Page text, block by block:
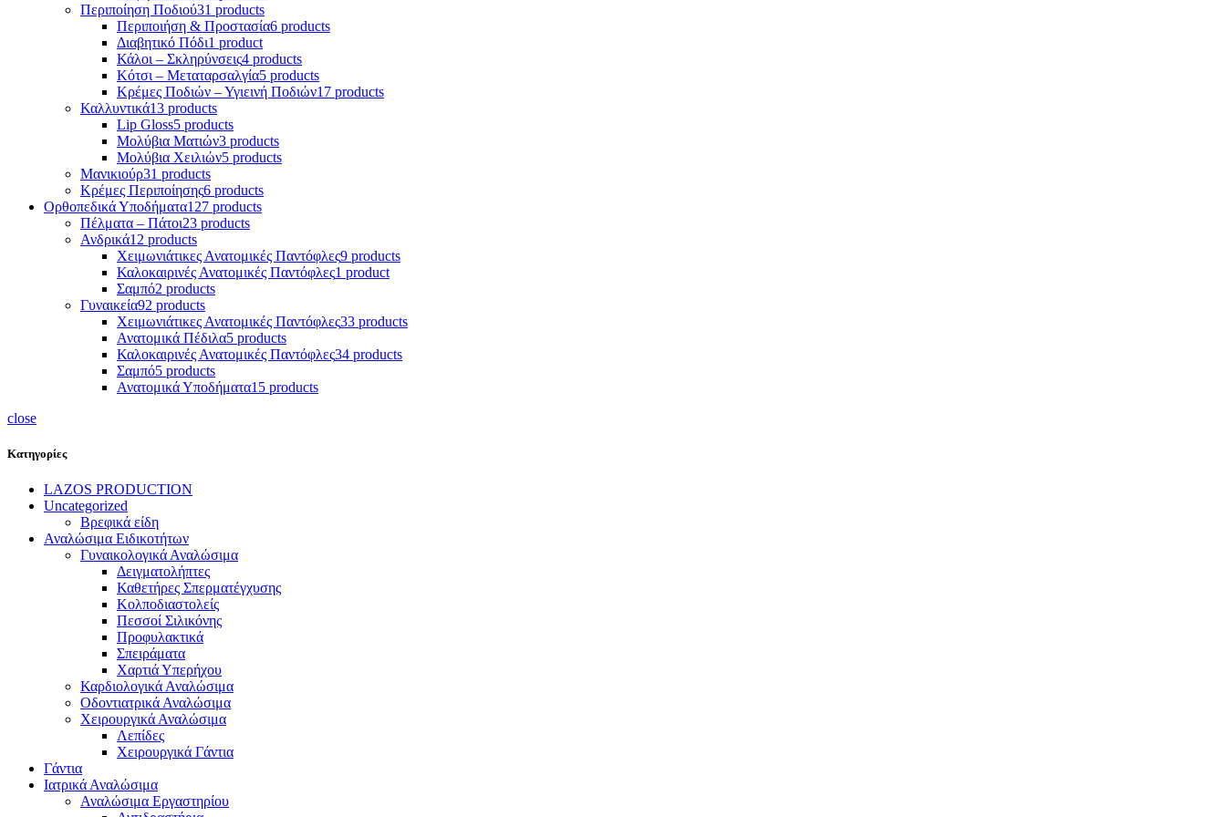
Περιποίηση Ποδιού31 products
Περιποιήση & Προστασία6 products
Διαβητικό Πόδι1 product
Κάλοι – Σκληρύνσεις4 products
Κότσι – Μεταταρσαλγία5 products
Κρέμες Ποδιών – Υγιεινή Ποδιών17 products
Καλλυντικά13 products
Lip Gloss5 products
Μολύβια Ματιών3 products
Μολύβια Χειλιών5 products
Μανικιούρ31 products
Κρέμες Περιποίησης6 products
Ορθοπεδικά Υποδήματα127 products
Πέλματα – Πάτοι23 products
Ανδρικά12 products
Χειμωνιάτικες Ανατομικές Παντόφλες9 products
Καλοκαιρινές Ανατομικές Παντόφλες1 product
Σαμπό2 products
Γυναικεία92 products
Χειμωνιάτικες Ανατομικές Παντόφλες33 products
Ανατομικά Πέδιλα5 products
Καλοκαιρινές Ανατομικές Παντόφλες34 products
Σαμπό5 products
Ανατομικά Υποδήματα15 products
close
Κατηγορίες
LAZOS PRODUCTION
Uncategorized
Βρεφικά είδη
Αναλώσιμα Ειδικοτήτων
Γυναικολογικά Αναλώσιμα
Δειγματολήπτες
Καθετήρες Σπερματέγχυσης
Κολποδιαστολείς
Πεσσοί Σιλικόνης
Προφυλακτικά
Σπειράματα
Χαρτιά Υπερήχου
Καρδιολογικά Αναλώσιμα
Οδοντιατρικά Αναλώσιμα
Χειρουργικά Αναλώσιμα
Λεπίδες
Χειρουργικά Γάντια
Γάντια
Ιατρικά Αναλώσιμα
Αναλώσιμα Εργαστηρίου